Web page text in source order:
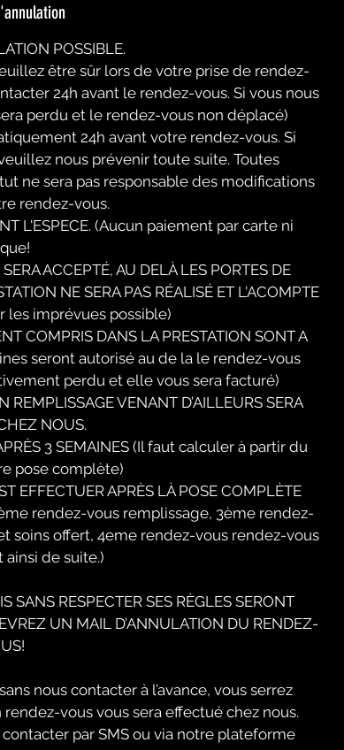
POSSIBLE.
être sûr lors de votre prise de rendez-
24h avant le rendez-vous. Si vous nous
perdu et le rendez-vous non déplacé)
24h avant votre rendez-vous. Si
nous prévenir toute suite. Toutes
ne sera pas responsable des modifications
rendez-vous.
L'ESPECE. (Aucun paiement par carte ni
ACCEPTÉ, AU DELÀ LES PORTES DE
NE SERA PAS RÉALISÉ ET L'ACOMPTE
les imprévues possible)
COMPRIS DANS LA PRESTATION SONT A
seront autorisé au de la le rendez-vous
perdu et elle vous sera facturé)
REMPLISSAGE VENANT D’AILLEURS SERA
NOUS.
3 SEMAINES (Il faut calculer à partir du
pose complète)
EFFECTUER APRÈS LÀ POSE COMPLÈTE
rendez-vous remplissage, 3ème rendez-
soins offert, 4eme rendez-vous rendez-vous
de suite.)
SANS RESPECTER SES RÈGLES SERONT
UN MAIL D’ANNULATION DU RENDEZ-
nous contacter à l’avance, vous serrez
vous vous sera effectué chez nous.
par SMS ou via notre plateforme